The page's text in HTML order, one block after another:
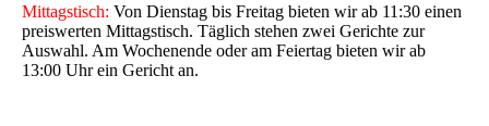
Mittagstisch: Von Dienstag bis Freitag bieten wir ab 11:30 einen
preiswerten Mittagstisch. Täglich stehen zwei Gerichte zur
Auswahl. Am Wochenende oder am Feiertag bieten wir ab
13:00 Uhr ein Gericht an.